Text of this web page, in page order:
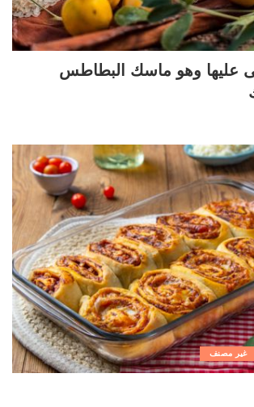
عليها وهو ماسك البطاطس
غير مصنف